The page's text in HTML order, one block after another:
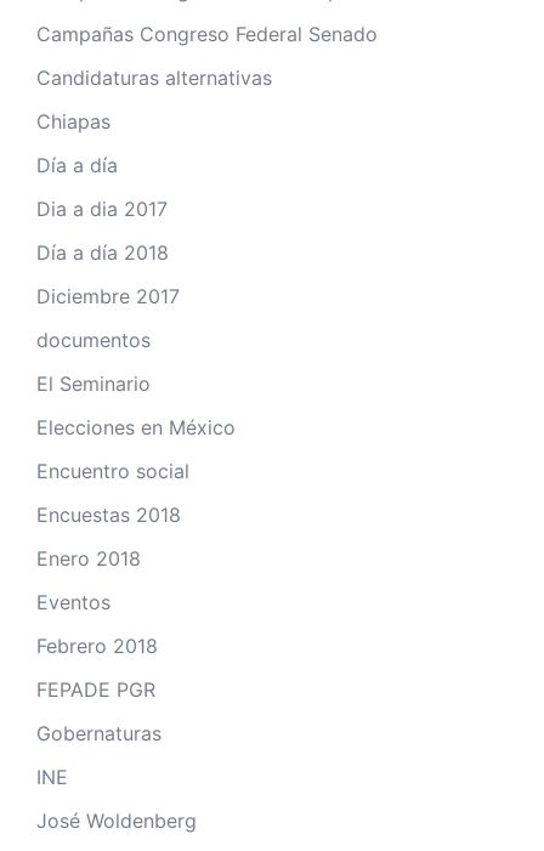
Campañas Congreso Federal Senado
Candidaturas alternativas
Chiapas
Día a día
Dia a dia 2017
Día a día 2018
Diciembre 2017
documentos
El Seminario
Elecciones en México
Encuentro social
Encuestas 2018
Enero 2018
Eventos
Febrero 2018
FEPADE PGR
Gobernaturas
INE
José Woldenberg